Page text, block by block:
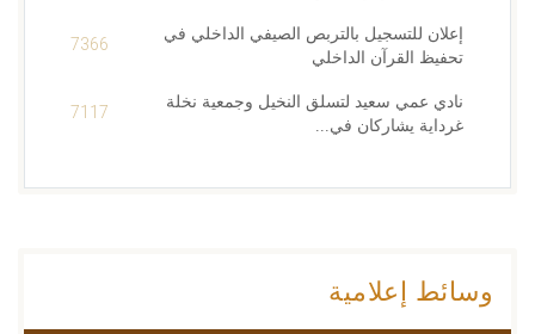
إعلان للتسجيل بالتربص الصيفي الداخلي في
تحفيظ القرآن الداخلي
7366
نادي عمي سعيد لتسلق النخيل وجمعية نخلة
غرداية يشاركان في...
7117
وسائط إعلامية